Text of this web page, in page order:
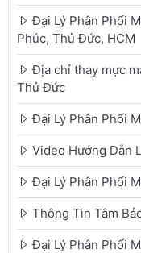
Đại Lý Phân Phối
Phúc, Thủ Đức, HCM
Địa chỉ thay mực
Thủ Đức
Đại Lý Phân Phối
Video Hướng Dẫn
Đại Lý Phân Phối
Thông Tin Tâm
Đại Lý Phân Phối